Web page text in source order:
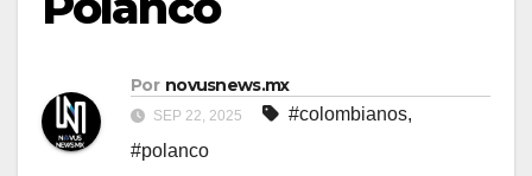
Por novusnews.mx
SEP 22, 2025 #colombianos,
#polanco